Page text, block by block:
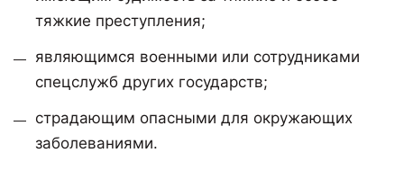
тяжкие преступления;
являющимся военными или сотрудниками
спецслужб других государств;
страдающим опасными для окружающих
заболеваниями.